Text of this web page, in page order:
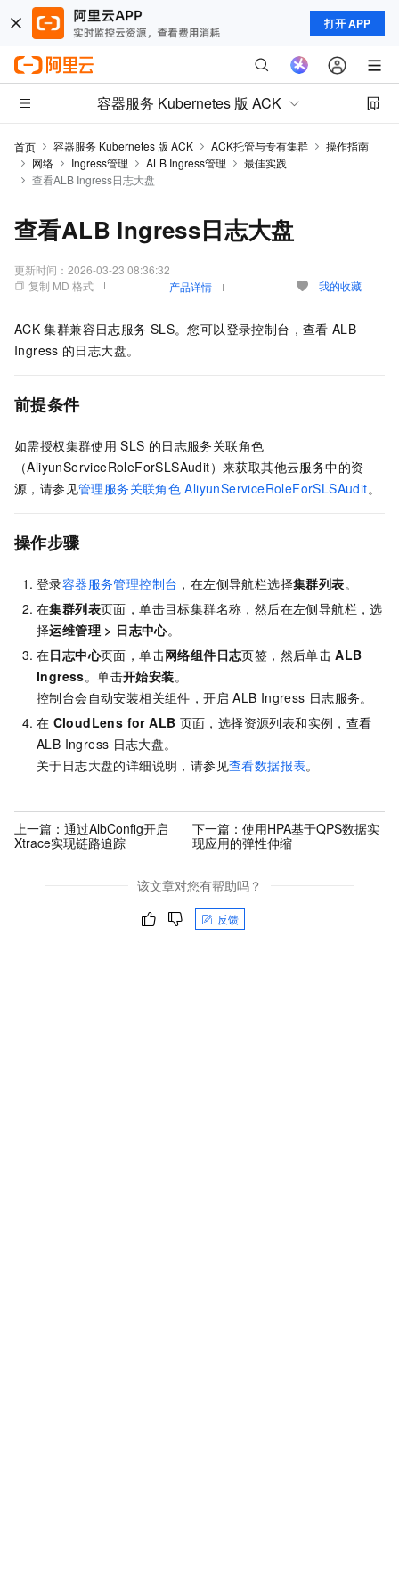
打开 APP
容器服务 Kubernetes 版 ACK
首页 容器服务 Kubernetes 版 ACK ACK托管与专有集群
操作指南
网络
Ingress管理 ALB Ingress管理
最佳实践
查看ALB Ingress日志大盘
查看ALB Ingress日志大盘
更新时间： 2026-03-23 08:36:32
复制 MD 格式
产品详情 我的收藏
ACK 集群兼容日志服务 SLS。您可以登录控制台，查看 ALB
Ingress 的日志大盘。
前提条件
如需授权集群使用 SLS 的日志服务关联角色
（AliyunServiceRoleForSLSAudit）来获取其他云服务中的资
源，请参见管理服务关联角色 AliyunServiceRoleForSLSAudit。
操作步骤
登录容器服务管理控制台 ，在左侧导航栏选择集群列表。
在集群列表页面，单击目标集群名称，然后在左侧导航栏，选
择运维管理 > 日志中心。
在日志中心页面，单击网络组件日志页签，然后单击 ALB
Ingress。单击开始安装。
控制台会自动安装相关组件，开启 ALB Ingress 日志服务。
在 CloudLens for ALB 页面，选择资源列表和实例，查看
ALB Ingress 日志大盘。
关于日志大盘的详细说明，请参见查看数据报表。
上一篇： 通过AlbConfig开启
Xtrace实现链路追踪
下一篇： 使用HPA基于QPS数据实
现应用的弹性伸缩
该文章对您有帮助吗？
反馈